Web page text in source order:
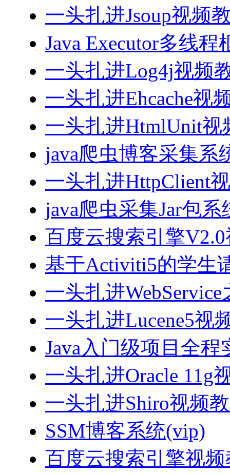
一头扎进Jsoup视频
Java Executor多线
一头扎进Log4j视频
一头扎进Ehcache视
一头扎进HtmlUnit视
java爬虫博客采集系
一头扎进HttpClient
java爬虫采集Jar包
百度云搜索引擎
基于Activiti5的学生
一头扎进
一头扎进Lucene5视
Java入门级项目全程
一头扎进Oracle 11g
一头扎进Shiro视频
SSM博客系统(vip)
百度云搜索引擎视